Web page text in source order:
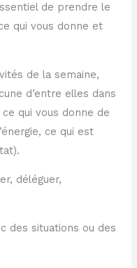
de prendre le
qui vous donne et
de la semaine,
d’entre elles dans
qui vous donne de
ce qui est
déléguer,
des situations ou des